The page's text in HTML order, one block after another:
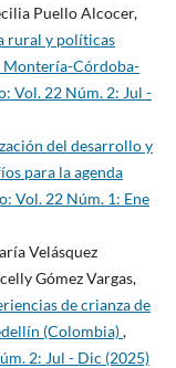
Puello Alcocer,
rural y políticas
Montería-Córdoba-
Vol. 22 Núm. 2: Jul -
del desarrollo y
para la agenda
Vol. 22 Núm. 1: Ene
Velásquez
Gómez Vargas,
de crianza de
(Colombia),
2: Jul - Dic (2025)